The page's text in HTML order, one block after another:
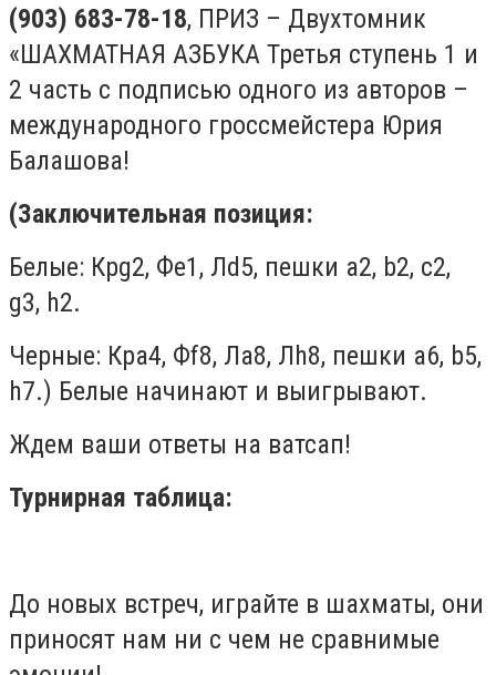
(903) 683-78-18, ПРИЗ – Двухтомник
«ШАХМАТНАЯ АЗБУКА Третья ступень 1 и
2 часть с подписью одного из авторов –
международного гроссмейстера Юрия
Балашова!
(Заключительная позиция:
Белые: Крg2, Фе1, Лd5, пешки a2, b2, c2,
g3, h2.
Черные: Кра4, Фf8, Лa8, Л h8, пешки a6, b5,
h7.) Белые начинают и выигрывают.
Ждем ваши ответы на ватсап!
Турнирная таблица:
До новых встреч, играйте в шахматы, они
приносят нам ни с чем не сравнимые